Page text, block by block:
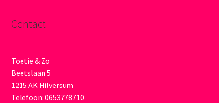
Contact
Toetie & Zo
Beetslaan 5
1215 AK Hilversum
Telefoon: 0653778710